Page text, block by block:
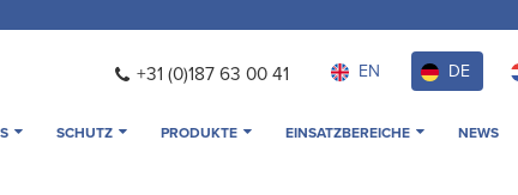
+31 (0)187 63 00 41 EN DE
SCHUTZ PRODUKTE EINSATZBEREICHE NEWS